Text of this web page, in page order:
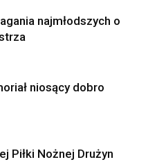
najmłodszych o
niosący dobro
Piłki Nożnej Drużyn